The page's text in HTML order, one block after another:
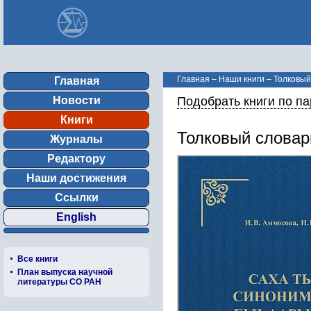
Главная
Новости
Книги
Журналы
Редактору
Наши достижения
Ссылки
English
Все книги
План выпуска научной
литературы СО РАН
Главная – Наши книги –
Подобрать книги по
Толковый